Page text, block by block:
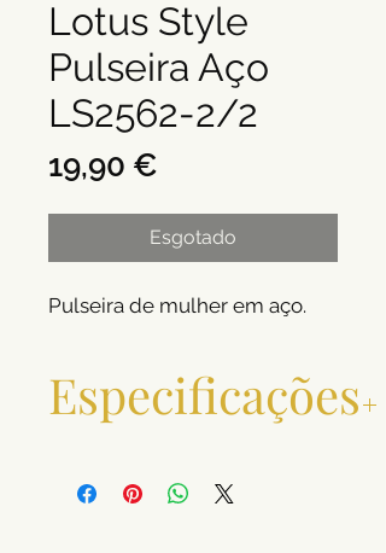
Lotus Style
Pulseira Aço
LS2562-2/2
19,90 €
Esgotado
Pulseira de mulher em aço.
Especificações
Aço